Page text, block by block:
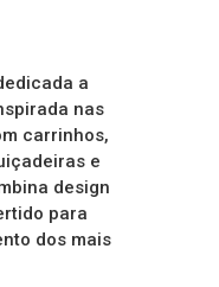
a
nas
carrinhos,
e
design
para
dos mais